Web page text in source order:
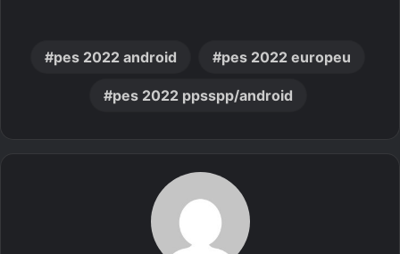
pes 2022 android pes 2022 europeu
pes 2022 ppsspp/android